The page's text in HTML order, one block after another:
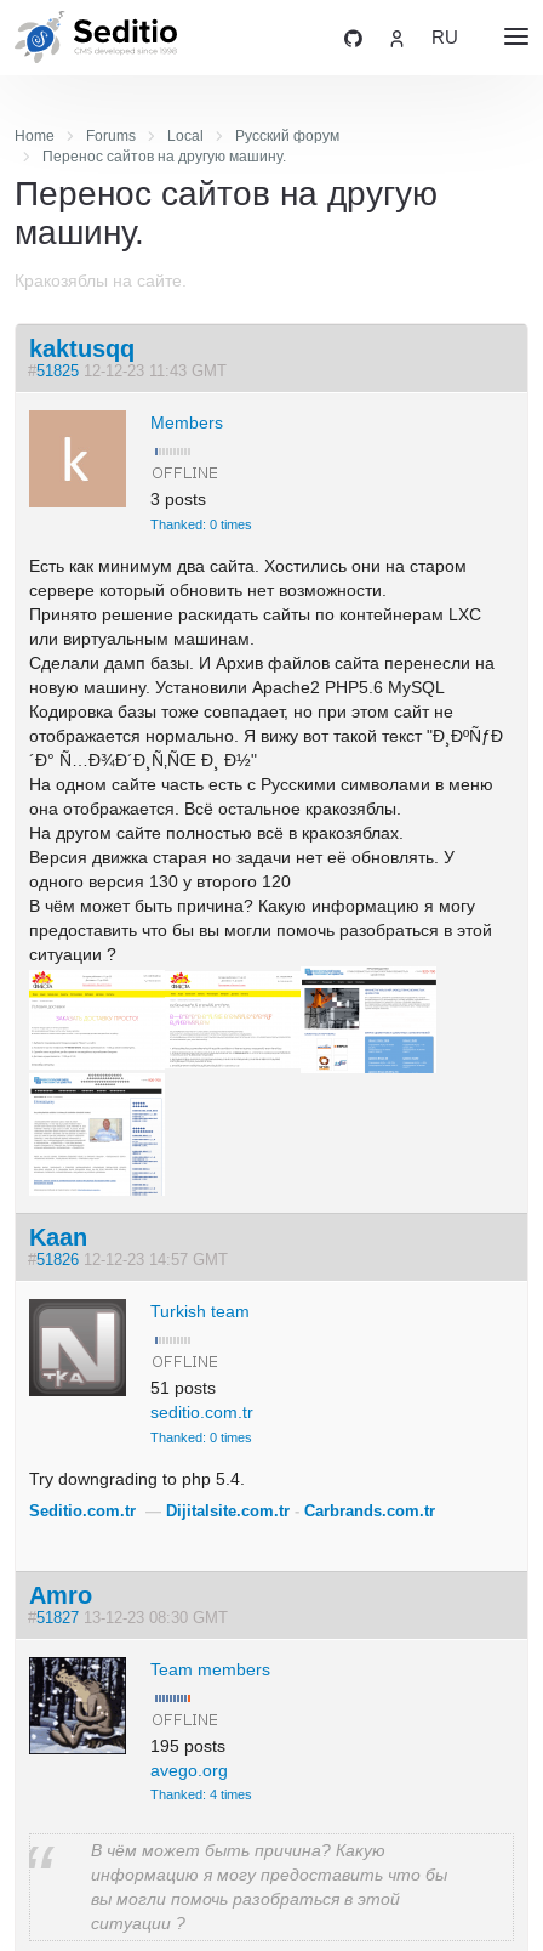
RU
Home Forums Local
Русский форум
Перенос сайтов на другую машину.
Перенос сайтов на другую
машину.
Кракозяблы на сайте.
kaktusqq
#51825 12-12-23 11:43 GMT
Members
3 posts
Thanked: 0 times
Есть как минимум два сайта. Хостились они на старом
сервере который обновить нет возможности.
Принято решение раскидать сайты по контейнерам LXC
или виртуальным машинам.
Сделали дамп базы. И Архив файлов сайта перенесли на
новую машину. Установили Apache2 PHP5.6 MySQL
Кодировка базы тоже совпадает, но при этом сайт не
отображается нормально. Я вижу вот такой текст "Ð¸ÐºÑƒÐ
´Ð° Ñ…Ð¾Ð´Ð¸Ñ‚ÑŒ Ð¸ Ð½"
На одном сайте часть есть с Русскими символами в меню
она отображается. Всё остальное кракозяблы.
На другом сайте полностью всё в кракозяблах.
Версия движка старая но задачи нет её обновлять. У
одного версия 130 у второго 120
В чём может быть причина? Какую информацию я могу
предоставить что бы вы могли помочь разобраться в этой
ситуации ?
Kaan
#51826 12-12-23 14:57 GMT
Turkish team
51 posts
seditio.com.tr
Thanked: 0 times
Try downgrading to php 5.4.
Seditio.com.tr — Dijitalsite.com.tr -Carbrands.com.tr
Amro
#51827 13-12-23 08:30 GMT
Team members
195 posts
avego.org
Thanked: 4 times
В чём может быть причина? Какую
информацию я могу предоставить что бы
вы могли помочь разобраться в этой
ситуации ?